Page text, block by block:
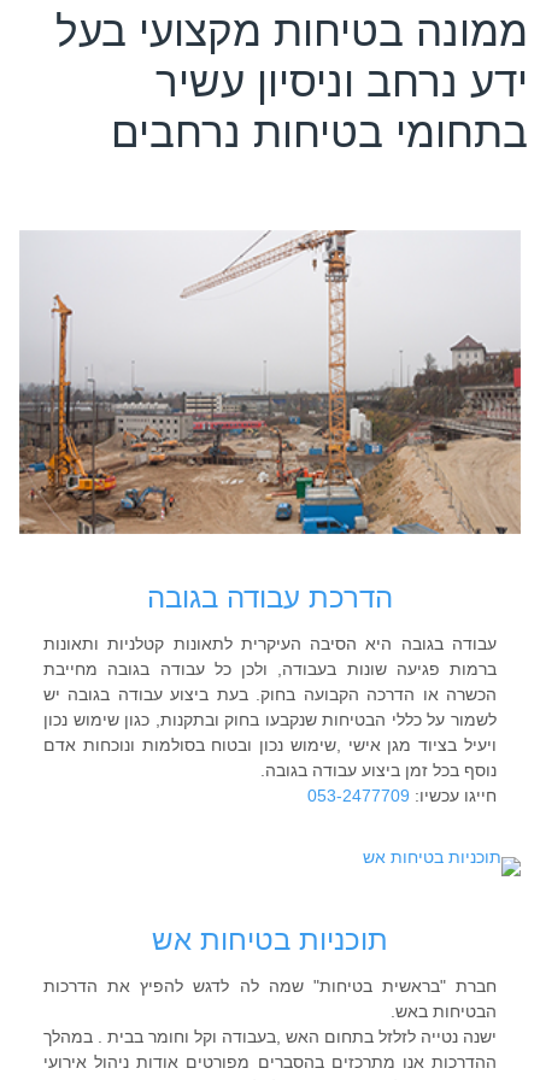
ממונה בטיחות מקצועי בעל
ידע נרחב וניסיון עשיר
בתחומי בטיחות נרחבים
הדרכת עבודה בגובה
עבודה בגובה היא הסיבה העיקרית לתאונות קטלניות ותאונות
ברמות פגיעה שונות בעבודה, ולכן כל עבודה בגובה מחייבת
הכשרה או הדרכה הקבועה בחוק. בעת ביצוע עבודה בגובה יש
לשמור על כללי הבטיחות שנקבעו בחוק ובתקנות, כגון שימוש נכון
ויעיל בציוד מגן אישי ,שימוש נכון ובטוח בסולמות ונוכחות אדם
נוסף בכל זמן ביצוע עבודה בגובה.
חייגו עכשיו: 053-2477709
תוכניות בטיחות אש
חברת "בראשית בטיחות" שמה לה לדגש להפיץ את הדרכות
הבטיחות באש.
ישנה נטייה לזלזל בתחום האש ,בעבודה וקל וחומר בבית . במהלך
ההדרכות אנו מתרכזים בהסברים מפורטים אודות ניהול אירועי